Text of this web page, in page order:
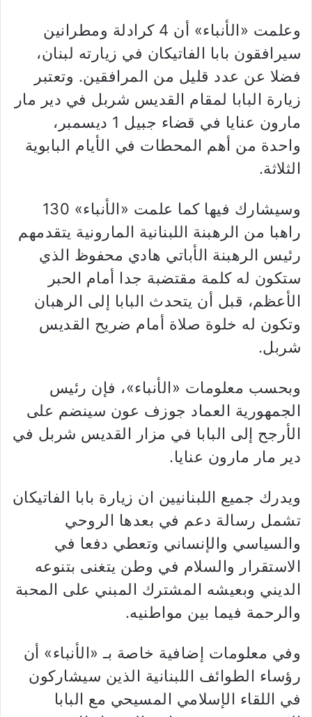
وعلمت «الأنباء» أن 4 كرادلة ومطرانين
سيرافقون بابا الفاتيكان في زيارته لبنان،
فضلا عن عدد قليل من المرافقين. وتعتبر
زيارة البابا لمقام القديس شربل في دير مار
مارون عنايا في قضاء جبيل 1 ديسمبر،
واحدة من أهم المحطات في الأيام البابوية
الثلاثة.
وسيشارك فيها كما علمت «الأنباء» 130
راهبا من الرهبنة اللبنانية المارونية يتقدمهم
رئيس الرهبنة الأباتي هادي محفوظ الذي
ستكون له كلمة مقتضبة جدا أمام الحبر
الأعظم، قبل أن يتحدث البابا إلى الرهبان
وتكون له خلوة صلاة أمام ضريح القديس
شربل.
وبحسب معلومات «الأنباء»، فإن رئيس
الجمهورية العماد جوزف عون سينضم على
الأرجح إلى البابا في مزار القديس شربل في
دير مار مارون عنايا.
ويدرك جميع اللبنانيين ان زيارة بابا الفاتيكان
تشمل رسالة دعم في بعدها الروحي
والسياسي والإنساني وتعطي دفعا في
الاستقرار والسلام في وطن يتغنى بتنوعه
الديني وبعيشه المشترك المبني على المحبة
والرحمة فيما بين مواطنيه.
وفي معلومات إضافية خاصة بـ «الأنباء» أن
رؤساء الطوائف اللبنانية الذين سيشاركون
في اللقاء الإسلامي المسيحي مع البابا